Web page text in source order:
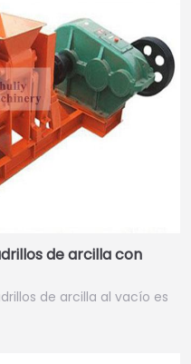
de arcilla con
de arcilla al vacío es